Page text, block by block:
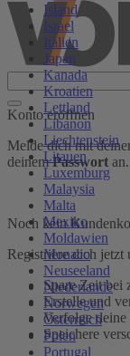
Island
Israel
Italien
Japan
Kanada
Kroatien
Lettland
Libanon
Liechtenstein
Litauen
Luxemburg
Malaysia
Malta
Mexiko
Moldawien
Monaco
Neuseeland
Niederlande
Norwegen
Österreich
Polen
Portugal
Konto eröffnen
Melde dich mit
deinemPasswort an.
Noch kein
Registriere dich jetzt
Spare Zeit bei
Erstelle und
Verfolge
Speichere